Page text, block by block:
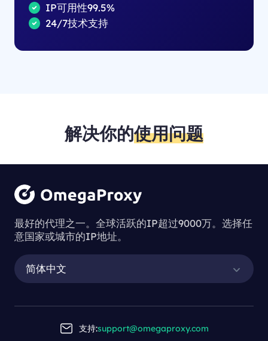
IP可用性99.5%
24/7技术支持
解决你的使用问题
最好的代理之一。全球活跃的IP超过9000万。选择任
意国家或城市的IP地址。
简体中文
支持:support@omegaproxy.com